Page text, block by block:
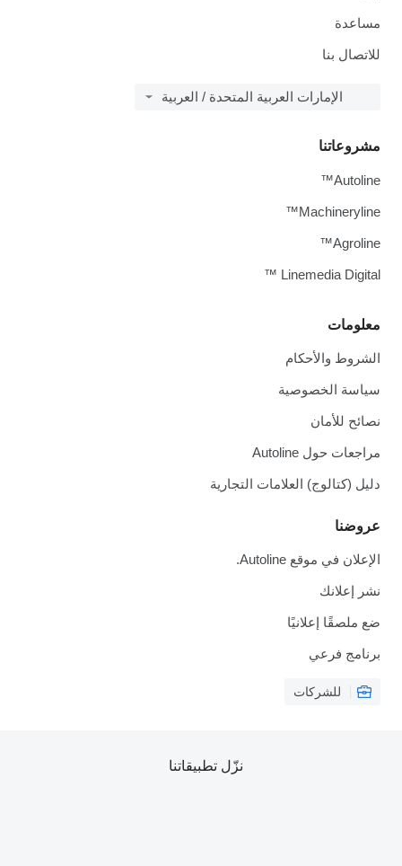
مساعدة
للاتصال بنا
الإمارات العربية المتحدة / العربية
معلومات
الشروط والأحكام
سياسة الخصوصية
نصائح للأمان
مراجعات حول Autoline
دليل (كتالوج) العلامات التجارية
عروضنا
الإعلان في موقع Autoline.
نشر إعلانك
ضع ملصقًا إعلانيًا
برنامج فرعي
للشركات
مشروعاتنا
Autoline™
Machineryline™
Agroline™
Linemedia Digital ™
نزّل تطبيقاتنا